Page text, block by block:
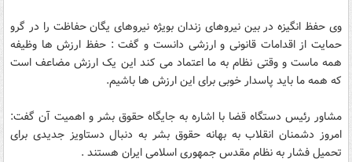
وی حفظ انگیزه در بین نیروهای زندان بویژه نیروهای یگان حفاظت را در گرو
حمایت از اقدامات قانونی و ارزشی دانست و گفت : حفظ ارزش ها وظیفه
همه ماست و وقتی نظام به ما اعتماد می کند این یک ارزش مضاعف است
که همه ما باید پاسدار خوبی برای این ارزش ها باشیم.
مشاور رئیس دستگاه قضا با اشاره به جایگاه حقوق بشر و اهمیت آن گفت:
امروز دشمنان انقلاب به بهانه حقوق بشر به دنبال دستاویز جدیدی برای
تحمیل فشار به نظام مقدس جمهوری اسلامی ایران هستند .